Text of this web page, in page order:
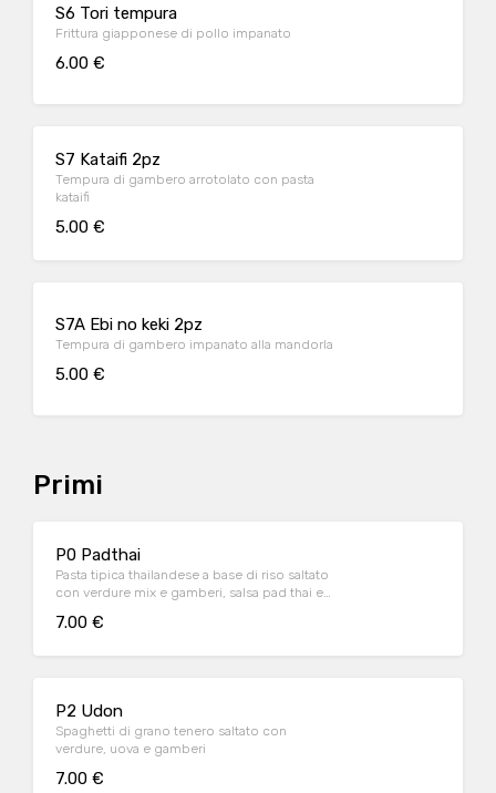
S6 Tori tempura
Frittura giapponese di pollo impanato
6.00 €
S7 Kataifi 2pz
Tempura di gambero arrotolato con pasta
kataifi
5.00 €
S7A Ebi no keki 2pz
Tempura di gambero impanato alla mandorla
5.00 €
Primi
P0 Padthai
Pasta tipica thailandese a base di riso saltato
con verdure mix e gamberi, salsa pad thai e
7.00 €
P2 Udon
Spaghetti di grano tenero saltato con
verdure, uova e gamberi
7.00 €